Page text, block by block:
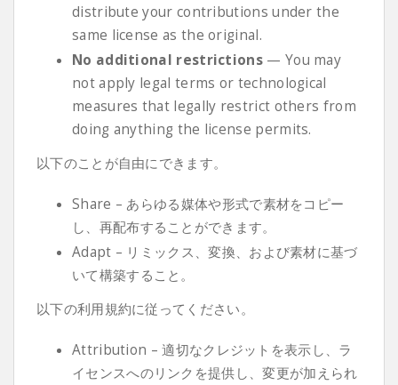
distribute your contributions under the
same license as the original.
No additional restrictions — You may
not apply legal terms or technological
measures that legally restrict others from
doing anything the license permits.
以下のことが自由にできます。
Share – あらゆる媒体や形式で素材をコピー
し、再配布することができます。
Adapt – リミックス、変換、および素材に基づ
いて構築すること。
以下の利用規約に従ってください。
Attribution – 適切なクレジットを表示し、ラ
イセンスへのリンクを提供し、変更が加えられ